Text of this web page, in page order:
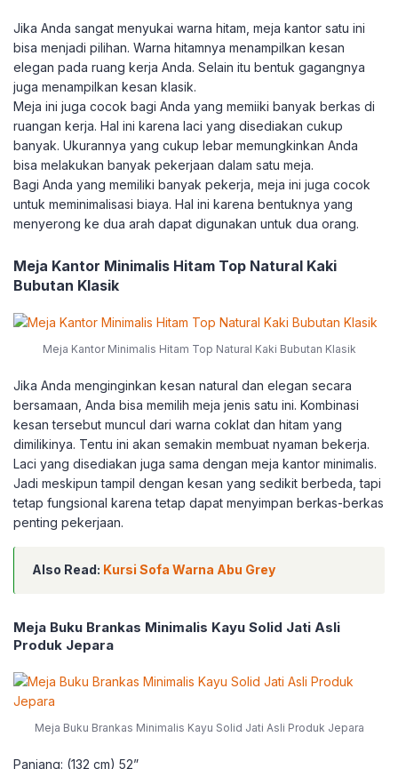
Jika Anda sangat menyukai warna hitam, meja kantor satu ini
bisa menjadi pilihan. Warna hitamnya menampilkan kesan
elegan pada ruang kerja Anda. Selain itu bentuk gagangnya
juga menampilkan kesan klasik.
Meja ini juga cocok bagi Anda yang memiiki banyak berkas di
ruangan kerja. Hal ini karena laci yang disediakan cukup
banyak. Ukurannya yang cukup lebar memungkinkan Anda
bisa melakukan banyak pekerjaan dalam satu meja.
Bagi Anda yang memiliki banyak pekerja, meja ini juga cocok
untuk meminimalisasi biaya. Hal ini karena bentuknya yang
menyerong ke dua arah dapat digunakan untuk dua orang.
Meja Kantor Minimalis Hitam Top Natural Kaki
Bubutan Klasik
Meja Kantor Minimalis Hitam Top Natural Kaki Bubutan Klasik
Jika Anda menginginkan kesan natural dan elegan secara
bersamaan, Anda bisa memilih meja jenis satu ini. Kombinasi
kesan tersebut muncul dari warna coklat dan hitam yang
dimilikinya. Tentu ini akan semakin membuat nyaman bekerja.
Laci yang disediakan juga sama dengan meja kantor minimalis.
Jadi meskipun tampil dengan kesan yang sedikit berbeda, tapi
tetap fungsional karena tetap dapat menyimpan berkas-berkas
penting pekerjaan.
Also Read: Kursi Sofa Warna Abu Grey
Meja Buku Brankas Minimalis Kayu Solid Jati Asli
Produk Jepara
Meja Buku Brankas Minimalis Kayu Solid Jati Asli Produk Jepara
Panjang: (132 cm) 52”